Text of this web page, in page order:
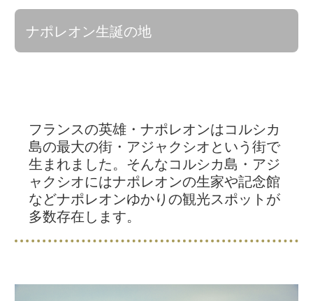
ナポレオン生誕の地
フランスの英雄・ナポレオンはコルシカ
島の最大の街・アジャクシオという街で
生まれました。そんなコルシカ島・アジ
ャクシオにはナポレオンの生家や記念館
などナポレオンゆかりの観光スポットが
多数存在します。